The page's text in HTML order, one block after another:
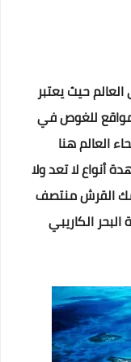
حيث يعتبر
حلم للغواصين فهو أحد أفضل 10 مواقع للغوص في
العالم هنا
أنواع لا تعد ولا
القرش منتصف
الكاريبي